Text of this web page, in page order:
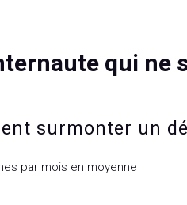
qui ne
surmonter un
par mois en moyenne